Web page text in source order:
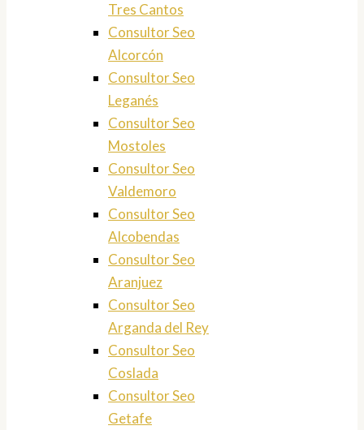
Tres Cantos
Consultor Seo
Alcorcón
Consultor Seo
Leganés
Consultor Seo
Mostoles
Consultor Seo
Valdemoro
Consultor Seo
Alcobendas
Consultor Seo
Aranjuez
Consultor Seo
Arganda del Rey
Consultor Seo
Coslada
Consultor Seo
Getafe